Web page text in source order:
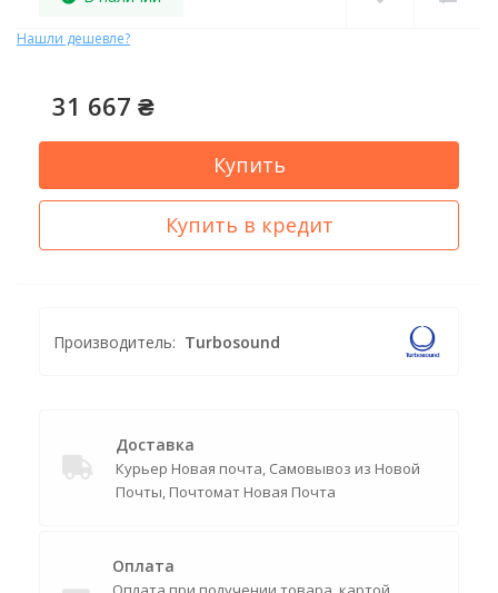
Нашли дешевле?
31 667 ₴
Купить
Купить в кредит
Производитель: Turbosound
Доставка
Курьер Новая почта, Самовывоз из Новой
Почты, Почтомат Новая Почта
Оплата